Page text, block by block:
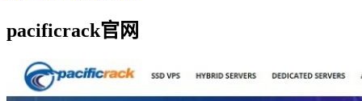
pacificrack官网